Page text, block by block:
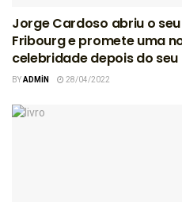
Jorge Cardoso abriu o
Fribourg e promete uma
celebridade depois do
BYADMIN 28/04/2022